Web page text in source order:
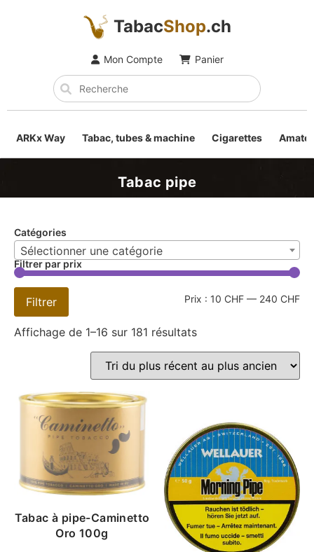
TabacShop.ch
Mon Compte Panier
ARKx Way Tabac, tubes & machine Cigarettes
Tabac pipe
Catégories
Sélectionner une catégorie
Filtrer par prix
Filtrer Prix : 10 CHF — 240 CHF
Affichage de 1–16 sur 181 résultats
Tabac à pipe-Caminetto
Oro 100g